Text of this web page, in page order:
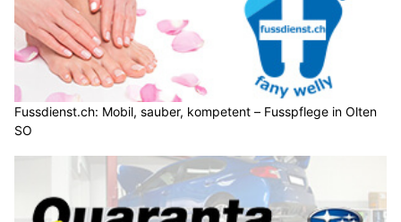
Fussdienst.ch: Mobil, sauber, kompetent – Fusspflege in Olten
SO